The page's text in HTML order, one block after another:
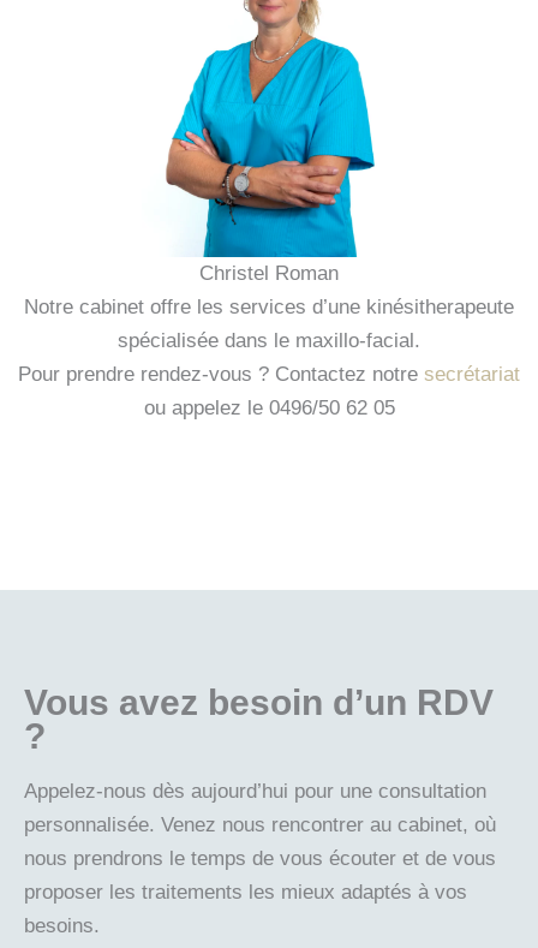
Christel Roman
Notre cabinet offre les services d’une kinésitherapeute
spécialisée dans le maxillo-facial.
Pour prendre rendez-vous ? Contactez notre secrétariat
ou appelez le 0496/50 62 05
Vous avez besoin d’un RDV
?
Appelez-nous dès aujourd’hui pour une consultation
personnalisée. Venez nous rencontrer au cabinet, où
nous prendrons le temps de vous écouter et de vous
proposer les traitements les mieux adaptés à vos
besoins.